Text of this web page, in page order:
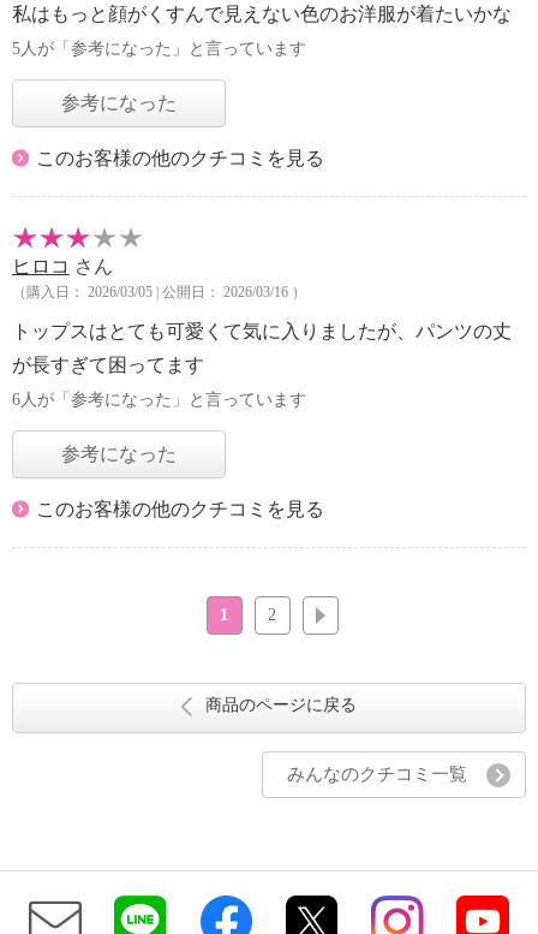
私はもっと顔がくすんで見えない色のお洋服が着たいかな
5人が「参考になった」と言っています
参考になった
このお客様の他のクチコミを見る
ヒロコ さん
（購入日： 2026/03/05 | 公開日： 2026/03/16 ）
トップスはとても可愛くて気に入りましたが、パンツの丈
が長すぎて困ってます
6人が「参考になった」と言っています
参考になった
このお客様の他のクチコミを見る
1 2
商品のページに戻る
みんなのクチコミ一覧